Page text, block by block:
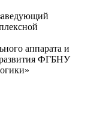
аппарата и
ФГБНУ